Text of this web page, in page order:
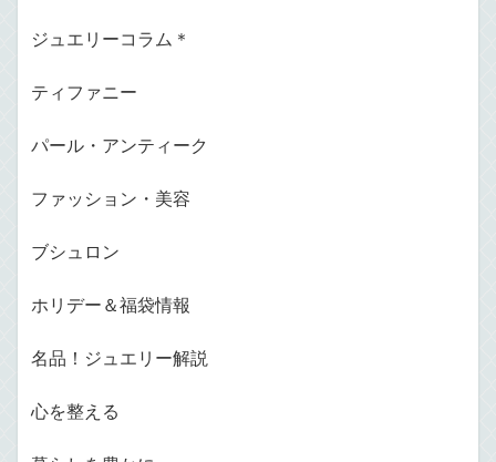
ジュエリーコラム＊
ティファニー
パール・アンティーク
ファッション・美容
ブシュロン
ホリデー＆福袋情報
名品！ジュエリー解説
心を整える